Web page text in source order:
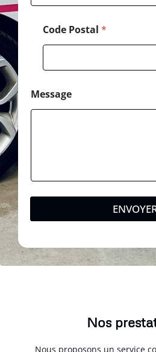
Code Postal *
Message
Nos
Nous proposons un service